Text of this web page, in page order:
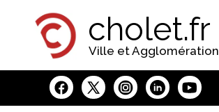
cholet.fr
Ville et Agglomération